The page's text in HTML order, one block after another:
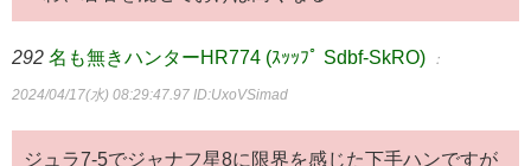
292 名も無きハンターHR774 (ｽｯｯﾌﾟ Sdbf-SkRO) ：
2024/04/17(水) 08:29:47.97 ID:UxoVSimad
ジュラ7-5でジャナフ星8に限界を感じた下手ハンですが